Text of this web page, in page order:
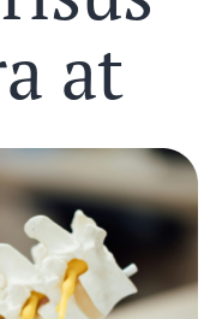
at